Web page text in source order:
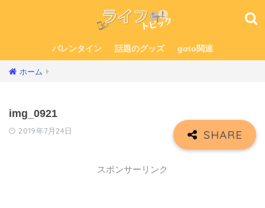
バレンタイン 話題のグッズ goto関連
ホーム
img_0921
2019年7月24日
スポンサーリンク